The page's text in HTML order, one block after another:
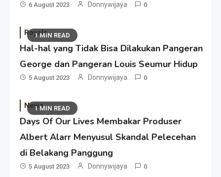
6 August 2023 Donnywijaya 0
1 MIN READ
Royals
Hal-hal yang Tidak Bisa Dilakukan Pangeran
George dan Pangeran Louis Seumur Hidup
5 August 2023 Donnywijaya 0
1 MIN READ
News
Days Of Our Lives Membakar Produser
Albert Alarr Menyusul Skandal Pelecehan
di Belakang Panggung
5 August 2023 Donnywijaya 0